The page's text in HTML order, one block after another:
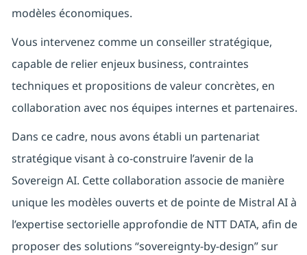
modèles économiques.
Vous intervenez comme un conseiller stratégique,
capable de relier enjeux business, contraintes
techniques et propositions de valeur concrètes, en
collaboration avec nos équipes internes et partenaires.
Dans ce cadre, nous avons établi un partenariat
stratégique visant à co-construire l’avenir de la
Sovereign AI. Cette collaboration associe de manière
unique les modèles ouverts et de pointe de Mistral AI à
l’expertise sectorielle approfondie de NTT DATA, afin de
proposer des solutions “sovereignty-by-design” sur